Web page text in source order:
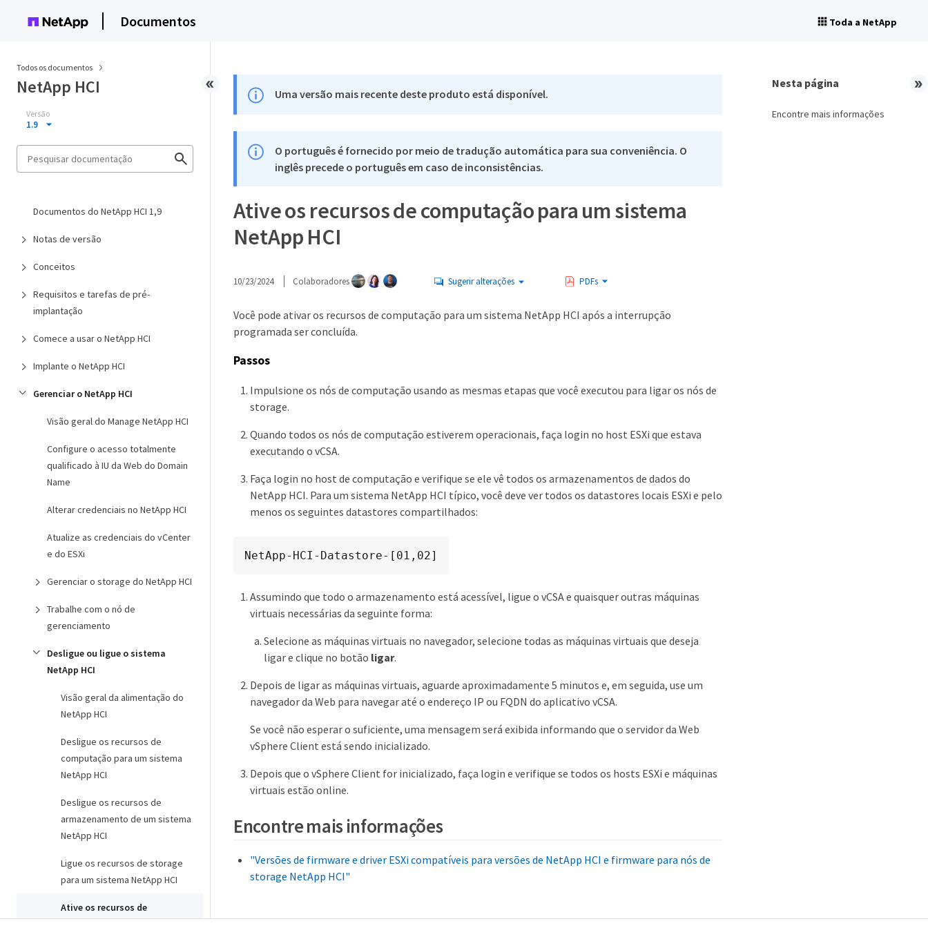
Documentos Toda a NetApp
Todos os documentos
NetApp HCI
Versão
1.9
Documentos do NetApp HCI 1,9
Notas de versão
Conceitos
Requisitos e tarefas de pré-
implantação
Comece a usar o NetApp HCI
Implante o NetApp HCI
Gerenciar o NetApp HCI
Visão geral do Manage NetApp HCI
Configure o acesso totalmente
qualificado à IU da Web do Domain
Name
Alterar credenciais no NetApp HCI
Atualize as credenciais do vCenter
e do ESXi
Gerenciar o storage do NetApp HCI
Trabalhe com o nó de
gerenciamento
Desligue ou ligue o sistema
NetApp HCI
Visão geral da alimentação do
NetApp HCI
Desligue os recursos de
computação para um sistema
NetApp HCI
Desligue os recursos de
armazenamento de um sistema
NetApp HCI
Ligue os recursos de storage
para um sistema NetApp HCI
Ative os recursos de
Uma versão mais recente deste produto está disponível.
O português é fornecido por meio de tradução automática para sua conveniência. O
inglês precede o português em caso de inconsistências.
Ative os recursos de computação para um sistema
NetApp HCI
10/23/2024 Colaboradores Sugerir alterações PDFs
Você pode ativar os recursos de computação para um sistema NetApp HCI após a interrupção
programada ser concluída.
Passos
Impulsione os nós de computação usando as mesmas etapas que você executou para ligar os nós de
storage.
Quando todos os nós de computação estiverem operacionais, faça login no host ESXi que estava
executando o vCSA.
Faça login no host de computação e verifique se ele vê todos os armazenamentos de dados do
NetApp HCI. Para um sistema NetApp HCI típico, você deve ver todos os datastores locais ESXi e pelo
menos os seguintes datastores compartilhados:
NetApp-HCI-Datastore-[01,02]
Assumindo que todo o armazenamento está acessível, ligue o vCSA e quaisquer outras máquinas
virtuais necessárias da seguinte forma:
Selecione as máquinas virtuais no navegador, selecione todas as máquinas virtuais que deseja
ligar e clique no botão ligar.
Depois de ligar as máquinas virtuais, aguarde aproximadamente 5 minutos e, em seguida, use um
navegador da Web para navegar até o endereço IP ou FQDN do aplicativo vCSA.
Se você não esperar o suficiente, uma mensagem será exibida informando que o servidor da Web
vSphere Client está sendo inicializado.
Depois que o vSphere Client for inicializado, faça login e verifique se todos os hosts ESXi e máquinas
virtuais estão online.
Encontre mais informações
"Versões de firmware e driver ESXi compatíveis para versões de NetApp HCI e firmware para nós de
storage NetApp HCI"
Nesta página
Encontre mais informações